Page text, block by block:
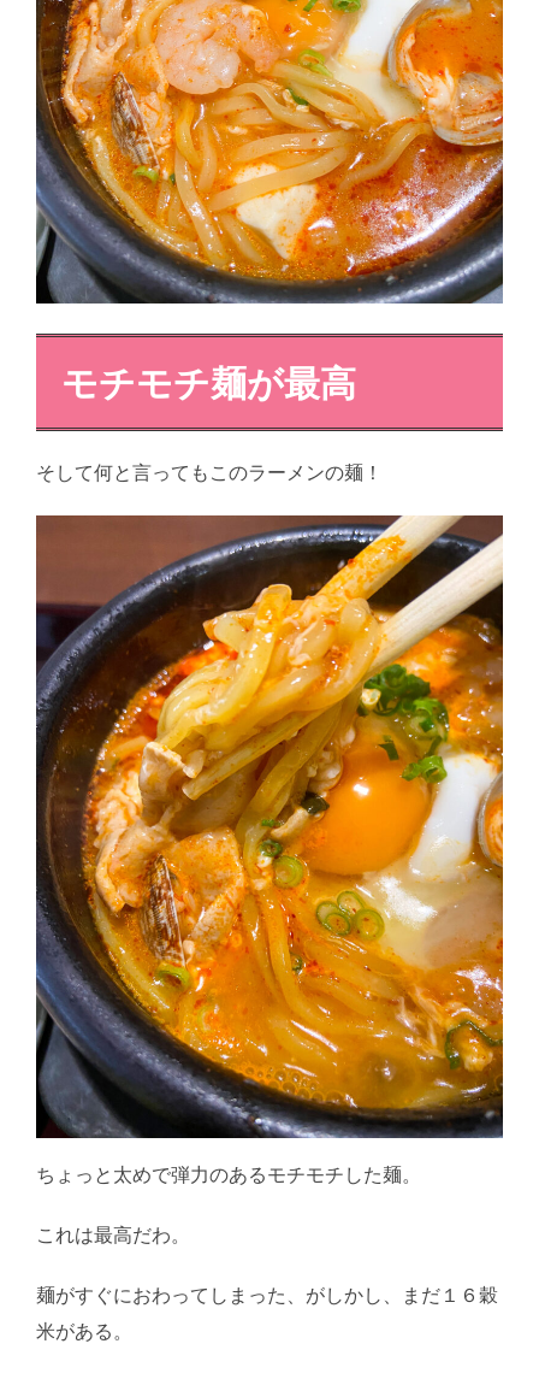
モチモチ麺が最高
そして何と言ってもこのラーメンの麺！
ちょっと太めで弾力のあるモチモチした麺。
これは最高だわ。
麺がすぐにおわってしまった、がしかし、まだ１６穀
米がある。